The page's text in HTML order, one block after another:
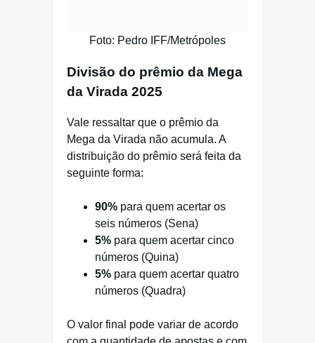
Foto: Pedro IFF/Metrópoles
Divisão do prêmio da Mega
da Virada 2025
Vale ressaltar que o prêmio da
Mega da Virada não acumula. A
distribuição do prêmio será feita da
seguinte forma:
90% para quem acertar os
seis números (Sena)
5% para quem acertar cinco
números (Quina)
5% para quem acertar quatro
números (Quadra)
O valor final pode variar de acordo